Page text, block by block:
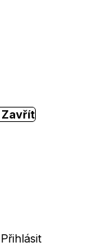
Zavřít
Přihlásit